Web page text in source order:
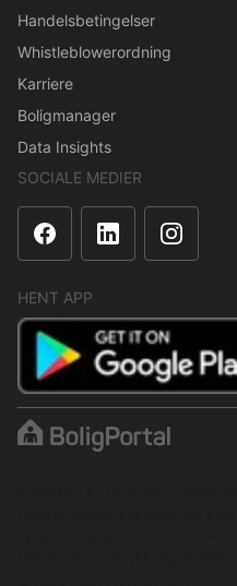
Handelsbetingelser
Whistleblowerordning
Karriere
Boligmanager
Data Insights
SOCIALE MEDIER
HENT APP